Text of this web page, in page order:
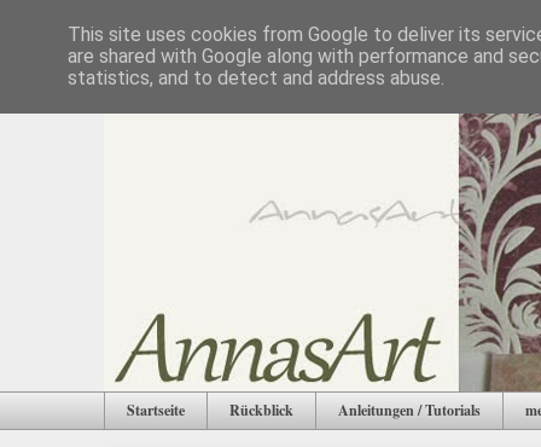
Startseite Rückblick Anleitungen / Tutorials
This site uses cookies from Google to deliver its
are shared with Google along with performance and
statistics, and to detect and address abuse.